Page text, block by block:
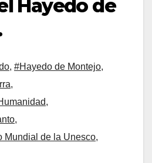
Hayedo de
, #Hayedo de Montejo,
,
,
,
Mundial de la Unesco,